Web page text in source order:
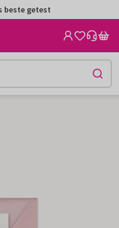
beste getest